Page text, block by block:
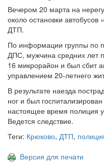
Вечером 20 марта на
около остановки
ДТП.
По информации группы по
ДПС, мужчина средних лет
16 микрорайон и был сбит
управлением 20-летнего
В результате наезда
ног и был
настоящее время полиция
Ведется следствие.
Теги: Крюково, ДТП,
Версия для печати